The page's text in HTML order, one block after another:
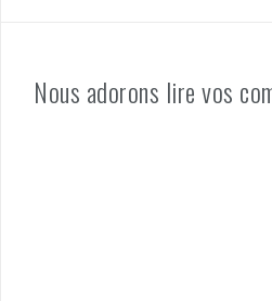
Nous adorons lire vos